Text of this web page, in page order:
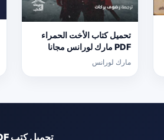
تحميل كتاب الأخت الحمراء
PDF مارك لورانس مجانا
برابط مباشر
مارك لورانس
تحميل كتب PDF مجانا – كتب كو